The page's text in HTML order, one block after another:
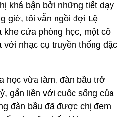
khá bận bởi những tiết dạy
giờ, tôi vẫn ngồi đợi Lệ
khe cửa phòng học, một cô
với nhạc cụ truyền thống đặc
học vừa làm, đàn bầu trở
gắn liền với cuộc sống của
đàn bầu đã được chị đem